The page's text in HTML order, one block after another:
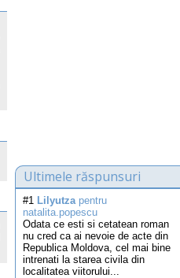
Ultimele răspunsuri
#1 Lilyutzapentru
natalita.popescu
Odata ce esti si cetatean roman
nu cred ca ai nevoie de acte din
Republica Moldova, cel mai bine
intrenati la starea civila din
localitatea viitorului...